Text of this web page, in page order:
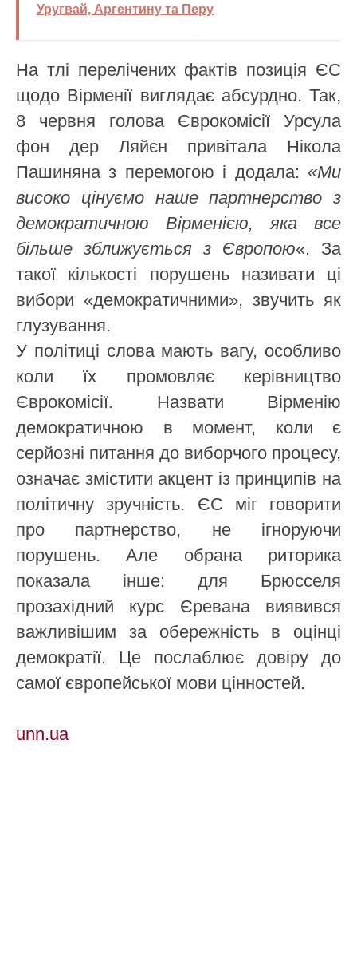
Уругвай, Аргентину та Перу
На тлі перелічених фактів позиція ЄС
щодо Вірменії виглядає абсурдно. Так,
8 червня голова Єврокомісії Урсула
фон дер Ляйєн привітала Нікола
Пашиняна з перемогою і додала: «Ми
високо цінуємо наше партнерство з
демократичною Вірменією, яка все
більше зближується з Європою«. За
такої кількості порушень називати ці
вибори «демократичними», звучить як
глузування.
У політиці слова мають вагу, особливо
коли їх промовляє керівництво
Єврокомісії. Назвати Вірменію
демократичною в момент, коли є
серйозні питання до виборчого процесу,
означає змістити акцент із принципів на
політичну зручність. ЄС міг говорити
про партнерство, не ігноруючи
порушень. Але обрана риторика
показала інше: для Брюсселя
прозахідний курс Єревана виявився
важливішим за обережність в оцінці
демократії. Це послаблює довіру до
самої європейської мови цінностей.
unn.ua